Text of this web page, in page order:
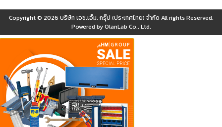
Copyright © 2026 บริษัท เอช.เอ็ม. กรุ๊ป (ประเทศไทย) จำกัด All rights Reserved.
Powered byOlanLab Co., Ltd.